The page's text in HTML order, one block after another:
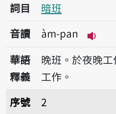
詞目
暗班
音讀
àm-pan
播放
華語
釋義
晚班。於夜晚
工作。
序號2安插
序號
2